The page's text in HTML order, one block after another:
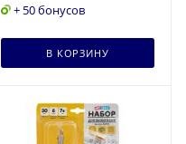
+ 50 бонусов
В КОРЗИНУ